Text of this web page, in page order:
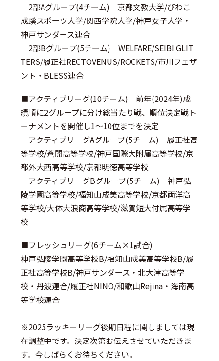
2部Aグループ(4チーム) 京都文教大学/びわこ
成蹊スポーツ大学/関西学院大学/神戸女子大学・
神戸サンダース連合
2部Bグループ(5チーム) WELFARE/SEIBI GLIT
TERS/履正社RECTOVENUS/ROCKETS/市川フェザ
ント・BLESS連合
■アクティブリーグ(10チーム) 前年(2024年)成
績順に2グループに分け総当たり戦、順位決定戦ト
ーナメントを開催し1～10位までを決定
アクティブリーグAグループ(5チーム) 履正社高
等学校/蒼開高等学校/神戸国際大附属高等学校/京
都外大西高等学校/京都明徳高等学校
アクティブリーグBグループ(5チーム) 神戸弘
陵学園高等学校/福知山成美高等学校/京都両洋高
等学校/大体大浪商高等学校/滋賀短大付属高等学
校
■フレッシュリーグ(6チーム×1試合)
神戸弘陵学園高等学校B/福知山成美高等学校B/履
正社高等学校B/神戸サンダース・北大津高等学
校・丹波連合/履正社NINO/和歌山Rejina・海南高
等学校連合
※2025ラッキーリーグ後期日程に関しましては現
在調整中です。決定次第お伝えさせていただきま
す。今しばらくお待ちください。